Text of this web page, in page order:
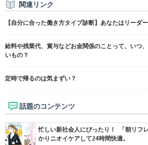
関連リンク
【自分に合った働き方タイプ診断】あなたはリーダ
給料や残業代、賞与などお金関係のことって、いつ
いもの？
定時で帰るのは気まずい？
話題のコンテンツ
忙しい新社会人にぴったり！ 「朝リフ
かりニオイケアして24時間快適。